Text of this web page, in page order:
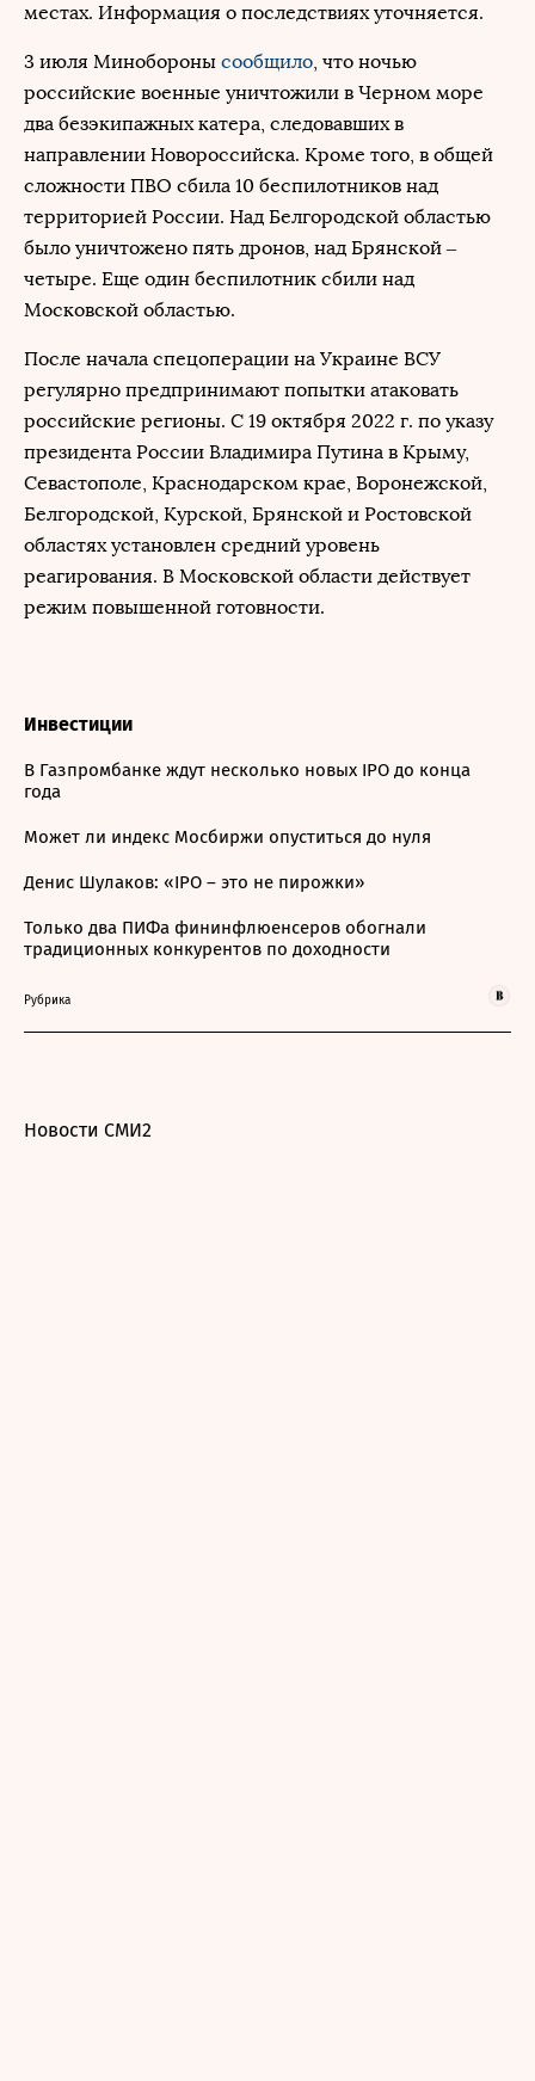
местах. Информация о последствиях уточняется.
3 июля Минобороны сообщило, что ночью
российские военные уничтожили в Черном море
два безэкипажных катера, следовавших в
направлении Новороссийска. Кроме того, в общей
сложности ПВО сбила 10 беспилотников над
территорией России. Над Белгородской областью
было уничтожено пять дронов, над Брянской –
четыре. Еще один беспилотник сбили над
Московской областью.
После начала спецоперации на Украине ВСУ
регулярно предпринимают попытки атаковать
российские регионы. С 19 октября 2022 г. по указу
президента России Владимира Путина в Крыму,
Севастополе, Краснодарском крае, Воронежской,
Белгородской, Курской, Брянской и Ростовской
областях установлен средний уровень
реагирования. В Московской области действует
режим повышенной готовности.
Инвестиции
В Газпромбанке ждут несколько новых IPO до конца
года
Может ли индекс Мосбиржи опуститься до нуля
Денис Шулаков: «IPO – это не пирожки»
Только два ПИФа фининфлюенсеров обогнали
традиционных конкурентов по доходности
Рубрика
Новости СМИ2